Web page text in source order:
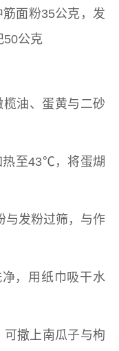
面粉35公克，发
50公克
油、蛋黄与二砂
至43℃，将蛋煳
发粉过筛，与作
用纸巾吸干水
上南瓜子与枸